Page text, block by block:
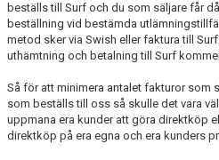
beställs till Surf och du som säljare får
beställning vid bestämda
metod sker via Swish eller faktura till
uthämtning och betalning till Surf
Så för att minimera antalet fakturor som
som beställs till oss så skulle det vara
uppmana era kunder att göra direktköp
direktköp på era egna och era kunders